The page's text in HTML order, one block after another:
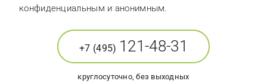
конфиденциальным и анонимным.
+7 (495) 121-48-31
круглосуточно, без выходных